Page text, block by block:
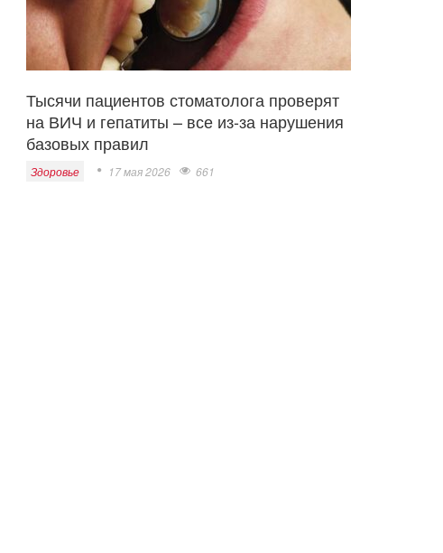
Тысячи пациентов стоматолога проверят
на ВИЧ и гепатиты – все из-за нарушения
базовых правил
Здоровье 17 мая 2026 661